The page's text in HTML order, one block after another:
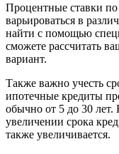
Процентные ставки
варьироваться в
найти с помощью
сможете рассчитать
вариант.
Также важно учесть
ипотечные кредиты
обычно от 5 до 30 лет.
увеличении срока
также увеличивается.